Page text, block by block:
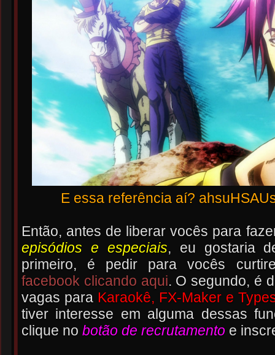
E essa referência aí?
Então, antes de liberar vocês para
episódios e especiais, eu gostaria
primeiro, é pedir para vocês
facebook clicando aqui. O segundo, é
vagas para Karaokê, FX-Maker e
tiver interesse em alguma dessas
clique no botão de recrutamento e